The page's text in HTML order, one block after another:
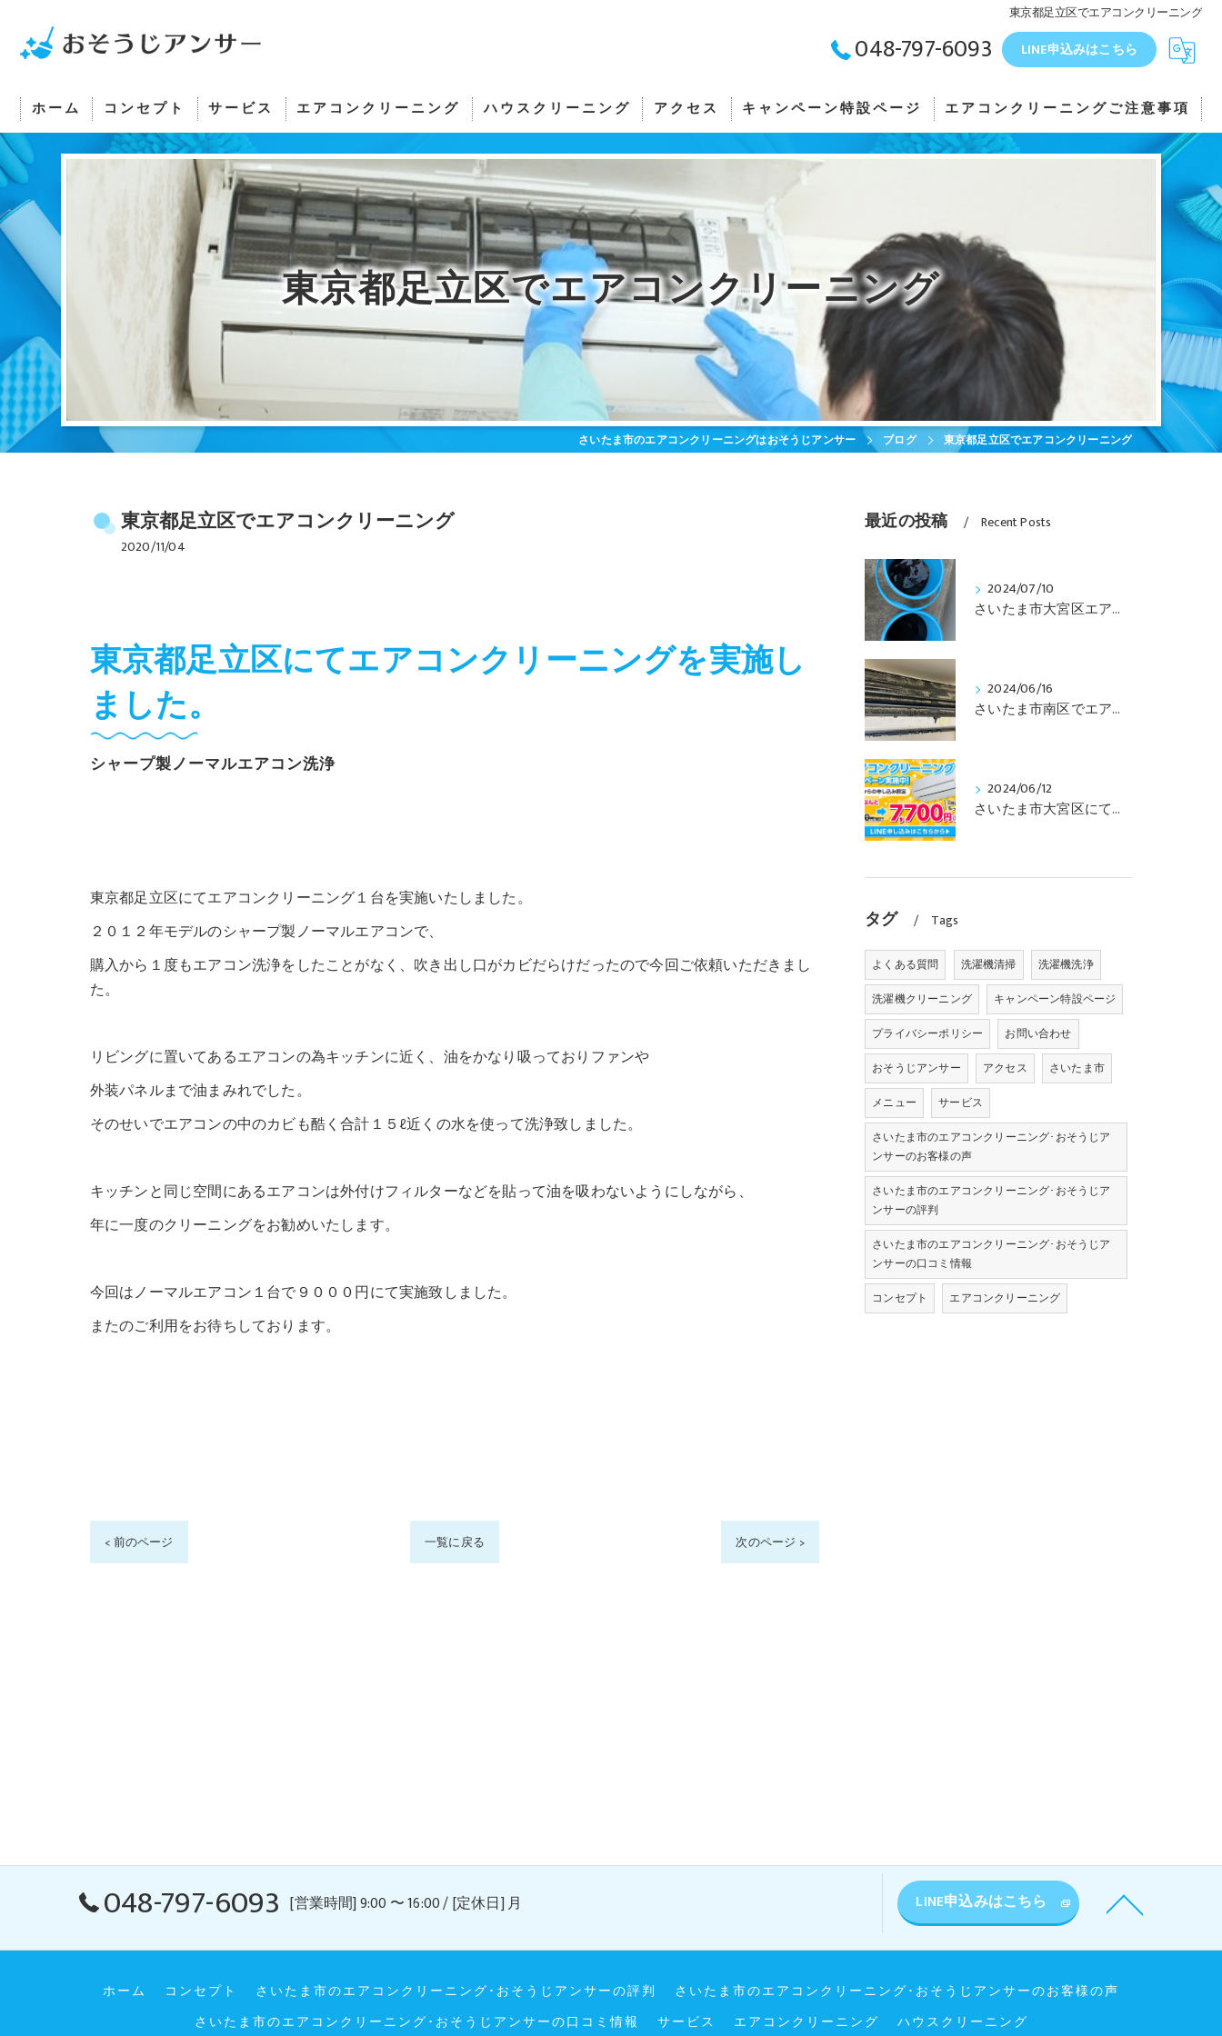
東京都足立区でエアコンクリーニング
048-797-6093 LINE申込みはこちら
ホーム コンセプト
さいたま市のエアコンクリーニング･おそうじアンサーの評判
さいたま市のエアコンクリーニング･おそうじアンサーのお客様の声
さいたま市のエアコンクリーニング･おそうじアンサーの口コミ情報
サービス エアコンクリーニング ハウスクリーニング
洗濯機クリーニング・洗濯機分解洗浄
アクセス キャンペーン特設ページ エアコンクリーニングご注意事項
東京都足立区でエアコンクリーニング
さいたま市のエアコンクリーニングはおそうじアンサー ブログ 東京都足立区でエアコンクリーニング
東京都足立区でエアコンクリーニング
2020/11/04
東京都足立区にてエアコンクリーニングを実施し
ました。
シャープ製ノーマルエアコン洗浄
東京都足立区にてエアコンクリーニング１台を実施いたしました。
２０１２年モデルのシャープ製ノーマルエアコンで、
購入から１度もエアコン洗浄をしたことがなく、吹き出し口がカビだらけだったので今回ご依頼いただきまし
た。
リビングに置いてあるエアコンの為キッチンに近く、油をかなり吸っておりファンや
外装パネルまで油まみれでした。
そのせいでエアコンの中のカビも酷く合計１５ℓ近くの水を使って洗浄致しました。
キッチンと同じ空間にあるエアコンは外付けフィルターなどを貼って油を吸わないようにしながら、
年に一度のクリーニングをお勧めいたします。
今回はノーマルエアコン１台で９０００円にて実施致しました。
またのご利用をお待ちしております。
< 前のページ 一覧に戻る 次のページ >
最近の投稿 Recent Posts
2024/07/10
さいたま市大宮区エアコンクリーニング
2024/06/16
さいたま市南区でエアコンクリーニング
2024/06/12
さいたま市大宮区にてエアコンクリーニング
タグ Tags
よくある質問 洗濯機清掃
洗濯機洗浄
洗濯機クリーニング
キャンペーン特設ページ
プライバシーポリシー
お問い合わせ
おそうじアンサー
アクセス
さいたま市
メニュー
サービス
さいたま市のエアコンクリーニング･おそうじア
ンサーのお客様の声
さいたま市のエアコンクリーニング･おそうじア
ンサーの評判
さいたま市のエアコンクリーニング･おそうじア
ンサーの口コミ情報
コンセプト
エアコンクリーニング
048-797-6093 [営業時間] 9:00 〜 16:00 / [定休日] 月 LINE申込みはこちら
ホーム コンセプト さいたま市のエアコンクリーニング･おそうじアンサーの評判
さいたま市のエアコンクリーニング･おそうじアンサーのお客様の声
さいたま市のエアコンクリーニング･おそうじアンサーの口コミ情報
サービス エアコンクリーニング ハウスクリーニング